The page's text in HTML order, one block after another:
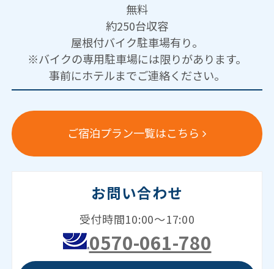
無料
約250台収容
屋根付バイク駐車場有り。
※バイクの専用駐車場には限りがあります。
事前にホテルまでご連絡ください。
ご宿泊プラン一覧はこちら
お問い合わせ
受付時間10:00～17:00
0570-061-780